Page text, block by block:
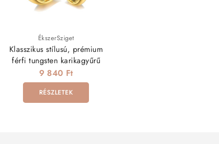
ÉkszerSziget
Klasszikus stílusú, prémium
férfi tungsten karikagyűrű
9 840 Ft
RÉSZLETEK